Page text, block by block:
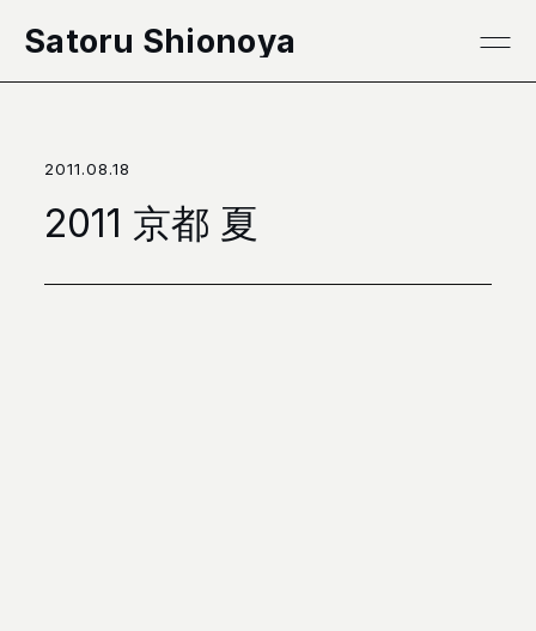
Satoru Shionoya
2011.08.18
2011 京都 夏